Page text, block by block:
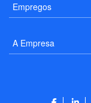
Empregos
A Empresa